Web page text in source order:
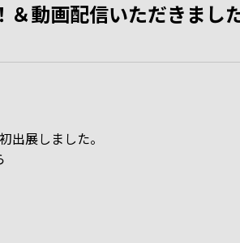
動画配信いただきまし
展しました。